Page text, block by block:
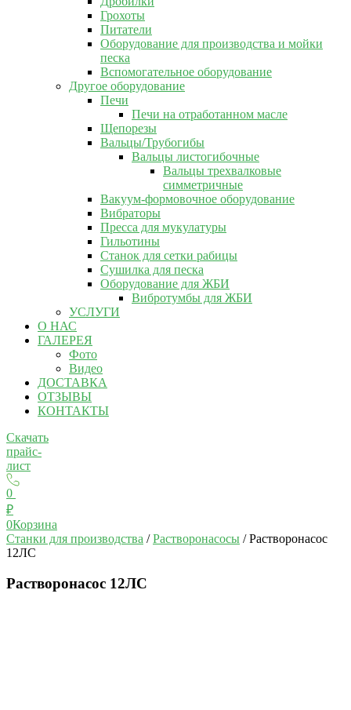
Грохоты
Питатели
Оборудование для производства и мойки
песка
Вспомогательное оборудование
Другое оборудование
Печи
Печи на отработанном масле
Щепорезы
Вальцы/Трубогибы
Вальцы листогибочные
Вальцы трехвалковые
симметричные
Вакуум-формовочное оборудование
Вибраторы
Пресса для мукулатуры
Гильотины
Станок для сетки рабицы
Сушилка для песка
Оборудование для ЖБИ
Вибротумбы для ЖБИ
УСЛУГИ
О НАС
ГАЛЕРЕЯ
Фото
Видео
ДОСТАВКА
ОТЗЫВЫ
КОНТАКТЫ
Скачать
прайс-
лист
0
₽
0Корзина
Станки для производства /Растворонасосы / Растворонасос
12ЛС
Растворонасос 12ЛС